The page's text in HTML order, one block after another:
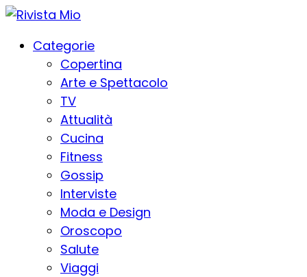
Categorie
Copertina
Arte e Spettacolo
TV
Attualità
Cucina
Fitness
Gossip
Interviste
Moda e Design
Oroscopo
Salute
Viaggi